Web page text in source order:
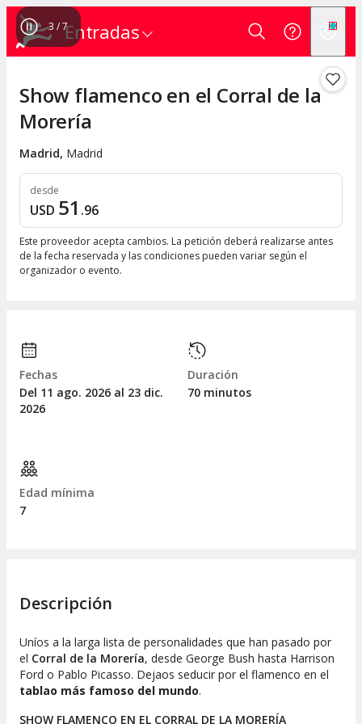
Entradas
3 /7
Show flamenco en el Corral de la
Morería
Madrid, Madrid
desde
USD 51 .96
Este proveedor acepta cambios. La petición deberá realizarse antes
de la fecha reservada y las condiciones pueden variar según el
organizador o evento.
Fechas
Del 11 ago. 2026 al 23 dic.
2026
Duración
70 minutos
Edad mínima
7
Descripción
Uníos a la larga lista de personalidades que han pasado por
el Corral de la Morería, desde George Bush hasta Harrison
Ford o Pablo Picasso. Dejaos seducir por el flamenco en el
tablao más famoso del mundo.
SHOW FLAMENCO EN EL CORRAL DE LA MORERÍA